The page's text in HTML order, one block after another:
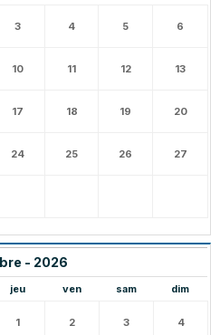
3 4 5 6
10 11 12 13
17 18 19 20
24 25 26 27
- 2026
jeu ven sam dim
1 2 3 4